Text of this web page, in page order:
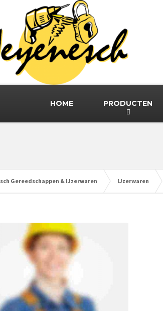
HOME PRODUCTEN
Gereedschappen & IJzerwaren IJzerwaren